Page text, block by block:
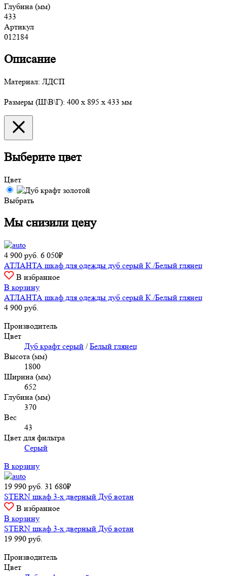
Глубина (мм)
433
Артикул
012184
Описание
Материал: ЛДСП
Размеры (Ш\В\Г): 400 x 895 x 433 мм
Выберите цвет
Цвет
Выбрать
Мы снизили цену
4 900 руб. 6 050₽
АТЛАНТА шкаф для одежды дуб серый К./Белый глянец
В избранное
В корзину
АТЛАНТА шкаф для одежды дуб серый К./Белый глянец
4 900 руб.
Производитель
Цвет
Дуб крафт серый /Белый глянец
Высота (мм)
1800
Ширина (мм)
652
Глубина (мм)
370
Вес
43
Цвет для фильтра
Серый
В корзину
19 990 руб. 31 680₽
STERN шкаф 3-х дверный Дуб вотан
В избранное
В корзину
STERN шкаф 3-х дверный Дуб вотан
19 990 руб.
Производитель
Цвет